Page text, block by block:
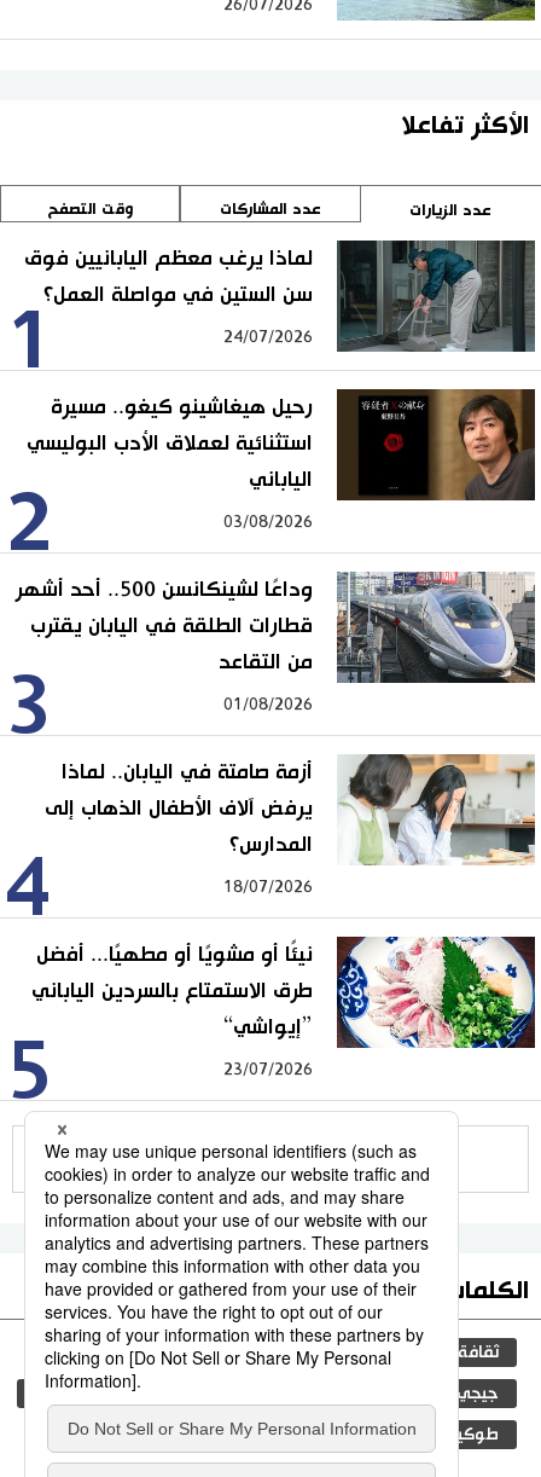
26/07/2026
الأكثر تفاعلا
عدد الزيارات عدد المشاركات وقت التصفح
1
لماذا يرغب معظم اليابانيين فوق
سن الستين في مواصلة العمل؟
24/07/2026
2
رحيل هيغاشينو كيغو.. مسيرة
استثنائية لعملاق الأدب البوليسي
الياباني
03/08/2026
3
وداعًا لشينكانسن 500.. أحد أشهر
قطارات الطلقة في اليابان يقترب
من التقاعد
01/08/2026
4
أزمة صامتة في اليابان.. لماذا
يرفض آلاف الأطفال الذهاب إلى
المدارس؟
18/07/2026
5
نيئًا أو مشويًا أو مطهيًا... أفضل
طرق الاستمتاع بالسردين الياباني
”إيواشي“
23/07/2026
للمزيد
الكلمات الأكثر بحثا
ثقافة التعليم الياباني اليابان مجتمع
جيجي برس المطبخ الياباني
طوكيو الجنس